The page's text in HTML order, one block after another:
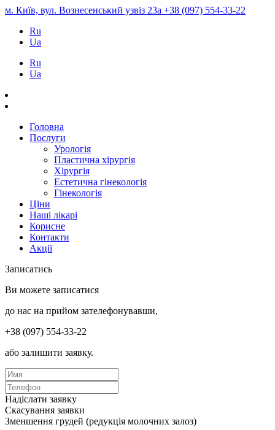
м. Київ, вул. Вознесенський узвіз 23а +38 (097) 554-33-22
Ru
Ua
Ru
Ua
Головна
Послуги
Урологія
Пластична хірургія
Хірургія
Естетична гінекологія
Гінекологія
Ціни
Наші лікарі
Корисне
Контакти
Акції
Записатись
Ви можете записатися
до нас на прийом зателефонувавши,
+38 (097) 554-33-22
або залишити заявку.
Надіслати заявку
Скасування заявки
Зменшення грудей (редукція молочних залоз)